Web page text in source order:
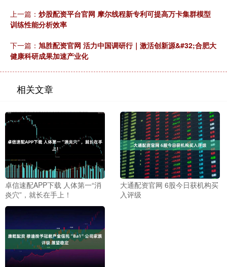
上一篇： 炒股配资平台官网 摩尔线程新专利可提高万卡集群模型
训练性能分析效率
下一篇： 旭胜配资官网 活力中国调研行｜激活创新源&#32;合肥大
健康科研成果加速产业化
相关文章
卓信速配APP下载 人体第一“消
炎穴”，就长在手上！
大通配资官网 6股今日获机构买
入评级